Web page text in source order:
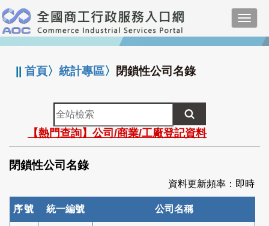
跳
到
主
要
:::
||首頁〉統計專區〉 閉鎖性公司名錄
全
站
檢
索
【熱門查詢】公司/商業/工廠登記資料
閉鎖性公司名錄
資料更新頻率：即時
序號 統一編號 公司名稱